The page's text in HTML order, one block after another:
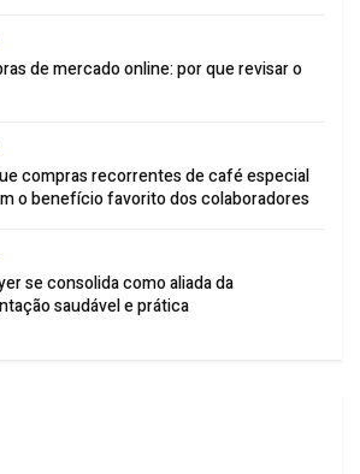
de mercado online: por que revisar o
compras recorrentes de café especial
o benefício favorito dos colaboradores
se consolida como aliada da
saudável e prática